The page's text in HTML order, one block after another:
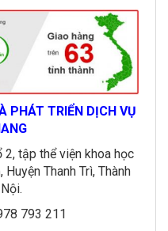
PHÁT TRIỂN DỊCH VỤ
tập thể viện khoa học
Thanh Trì, Thành
793 211